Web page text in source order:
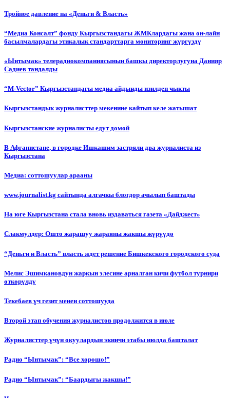
Тройное давление на «Деньги & Власть»
“Медиа Консалт” фонду Кыргызстандагы ЖМКлардагы жана он-лайн
басылмалардагы этикалык стандарттарга мониторинг жүргүздү
«Ынтымак» телерадиокомпаниясынын башкы директорлугуна Данияр
Садиев тандалды
“М-Vector” Кыргызстандагы медиа айдыңды изилдеп чыкты
Кыргызстандык журналисттер мекенине кайтып келе жатышат
Кыргызстанские журналисты едут домой
В Афганистане, в городке Ишкашим застряли два журналиста из
Кыргызстана
Медиа: соттошуулар арааны
www.journalist.kg сайтында алгачкы блогдор ачылып баштады
На юге Кыргызстана стала вновь издаваться газета «Дайджест»
Слакмулдер: Ошто жарашуу жараяны жакшы жүрүүдө
“Деньги и Власть” власть ждет решение Бишкекского городского суда
Мелис Эшимкановдун жаркын элесине арналган кичи футбол турнири
өткөрүлдү
Текебаев үч гезит менен соттошууда
Второй этап обучения журналистов продолжится в июле
Журналисттер үчүн окуулардын экинчи этабы июлда башталат
Радио “Ынтымак”: “Все хорошо!”
Радио “Ынтымак”: “Баардыгы жакшы!”